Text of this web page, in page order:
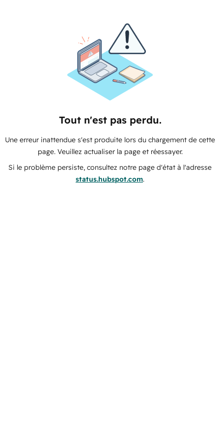
Tout n'est pas perdu.
Une erreur inattendue s'est produite lors du chargement de cette
page. Veuillez actualiser la page et réessayer.
Si le problème persiste, consultez notre page d'état à l'adresse
status.hubspot.com.